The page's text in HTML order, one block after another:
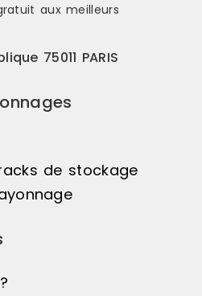
aux meilleurs
75011 PARIS
de stockage